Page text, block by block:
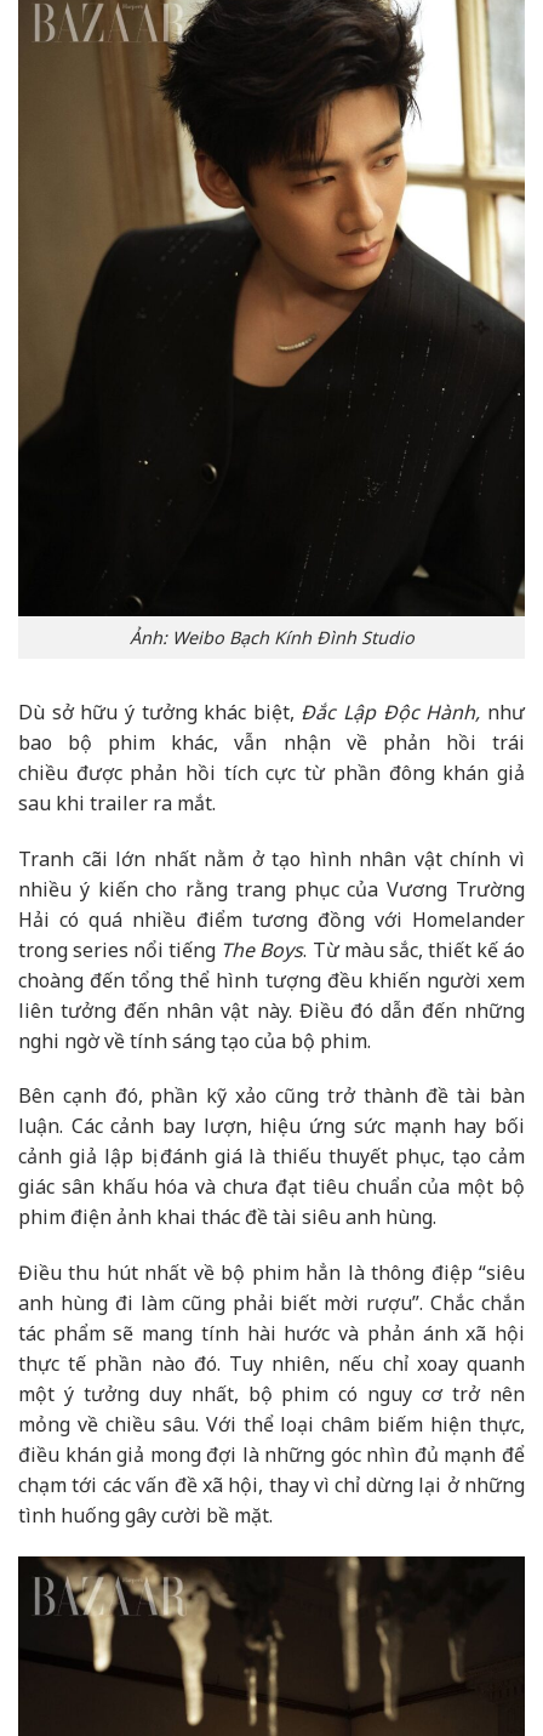
Ảnh: Weibo Bạch Kính Đình Studio
Dù sở hữu ý tưởng khác biệt, Đắc Lập Độc Hành, như
bao bộ phim khác, vẫn nhận về phản hồi trái
chiều được phản hồi tích cực từ phần đông khán giả
sau khi trailer ra mắt.
Tranh cãi lớn nhất nằm ở tạo hình nhân vật chính vì
nhiều ý kiến cho rằng trang phục của Vương Trường
Hải có quá nhiều điểm tương đồng với Homelander
trong series nổi tiếng The Boys. Từ màu sắc, thiết kế áo
choàng đến tổng thể hình tượng đều khiến người xem
liên tưởng đến nhân vật này. Điều đó dẫn đến những
nghi ngờ về tính sáng tạo của bộ phim.
Bên cạnh đó, phần kỹ xảo cũng trở thành đề tài bàn
luận. Các cảnh bay lượn, hiệu ứng sức mạnh hay bối
cảnh giả lập bị đánh giá là thiếu thuyết phục, tạo cảm
giác sân khấu hóa và chưa đạt tiêu chuẩn của một bộ
phim điện ảnh khai thác đề tài siêu anh hùng.
Điều thu hút nhất về bộ phim hẳn là thông điệp “siêu
anh hùng đi làm cũng phải biết mời rượu”. Chắc chắn
tác phẩm sẽ mang tính hài hước và phản ánh xã hội
thực tế phần nào đó. Tuy nhiên, nếu chỉ xoay quanh
một ý tưởng duy nhất, bộ phim có nguy cơ trở nên
mỏng về chiều sâu. Với thể loại châm biếm hiện thực,
điều khán giả mong đợi là những góc nhìn đủ mạnh để
chạm tới các vấn đề xã hội, thay vì chỉ dừng lại ở những
tình huống gây cười bề mặt.